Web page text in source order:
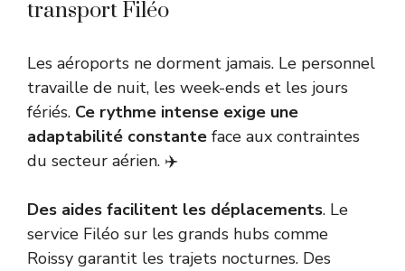
transport Filéo
Les aéroports ne dorment jamais. Le personnel
travaille de nuit, les week-ends et les jours
fériés. Ce rythme intense exige une
adaptabilité constante face aux contraintes
du secteur aérien. ✈️
Des aides facilitent les déplacements. Le
service Filéo sur les grands hubs comme
Roissy garantit les trajets nocturnes. Des